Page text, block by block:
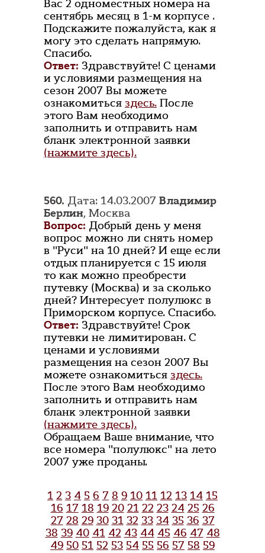
Вас 2 одноместных номера на
сентябрь месяц в 1-м корпусе .
Подскажите пожалуйста, как я
могу это сделать напрямую.
Спасибо.
Ответ: Здравствуйте! С ценами
и условиями размещения на
сезон 2007 Вы можете
ознакомиться здесь. После
этого Вам необходимо
заполнить и отправить нам
бланк электронной заявки
(нажмите здесь).
560. Дата: 14.03.2007 Владимир
Берлин, Москва
Вопрос: Добрый день у меня
вопрос можно ли снять номер
в "Руси" на 10 дней? И еще если
отдых планируется с 15 июля
то как можно преобрести
путевку (Москва) и за сколько
дней? Интересует полулюкс в
Приморском корпусе. Спасибо.
Ответ: Здравствуйте! Срок
путевки не лимитирован. С
ценами и условиями
размещения на сезон 2007 Вы
можете ознакомиться здесь.
После этого Вам необходимо
заполнить и отправить нам
бланк электронной заявки
(нажмите здесь).
Обращаем Ваше внимание, что
все номера "полулюкс" на лето
2007 уже проданы.
1 2 3 4 5 6 7 8 9 10 11 12 13 14 15
16 17 18 19 20 21 22 23 24 25 26
27 28 29 30 31 32 33 34 35 36 37
38 39 40 41 42 43 44 45 46 47 48
49 50 51 52 53 54 55 56 57 58 59